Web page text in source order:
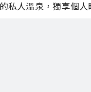
私人溫泉，獨享個人